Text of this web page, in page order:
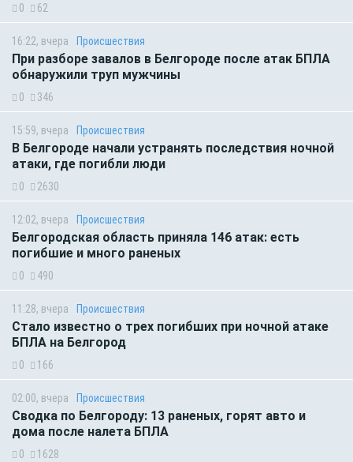
0 62
16:22, вчера Происшествия
При разборе завалов в Белгороде после атак БПЛА
обнаружили труп мужчины
0 346
15:59, вчера Происшествия
В Белгороде начали устранять последствия ночной
атаки, где погибли люди
0 2630
12:02, вчера Происшествия
Белгородская область приняла 146 атак: есть
погибшие и много раненых
0 490
11:28, вчера Происшествия
Стало известно о трех погибших при ночной атаке
БПЛА на Белгород
0 166
02:00, вчера Происшествия
Сводка по Белгороду: 13 раненых, горят авто и
дома после налета БПЛА
0 1628